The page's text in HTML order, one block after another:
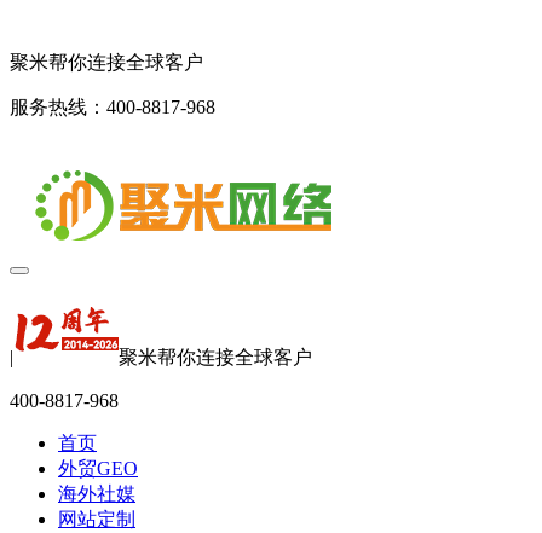
聚米帮你连接全球客户
服务热线：400-8817-968
| 聚米帮你连接全球客户
400-8817-968
首页
外贸GEO
海外社媒
网站定制